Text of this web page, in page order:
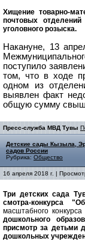
Хищение товарно-
почтовых
уголовного розыска.
Накануне, 13
поступило
том, что в ходе
одном из
выявлен факт
общую сумму
Пресс-служба МВД Тувы
Детские сады Кызыла,
садов России
Рубрика: Общество
16 апреля 2018 г. |
Три детских сада
смотра‑конкурса
масштабного
дошкольного
присмотр за детьми
дошкольных